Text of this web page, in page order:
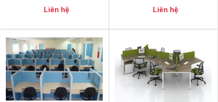
Liên hệ Liên hệ